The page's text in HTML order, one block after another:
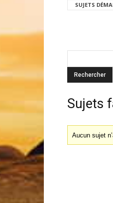
SUJETS
Sujets
Aucun sujet